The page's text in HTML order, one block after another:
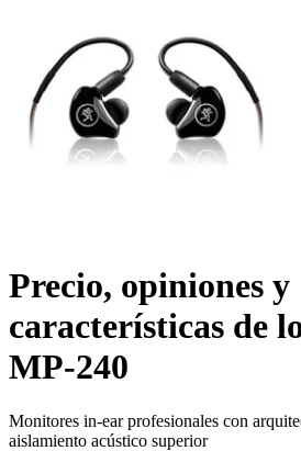
Precio, opiniones y
características de
MP-240
Monitores in-ear profesionales con
aislamiento acústico superior